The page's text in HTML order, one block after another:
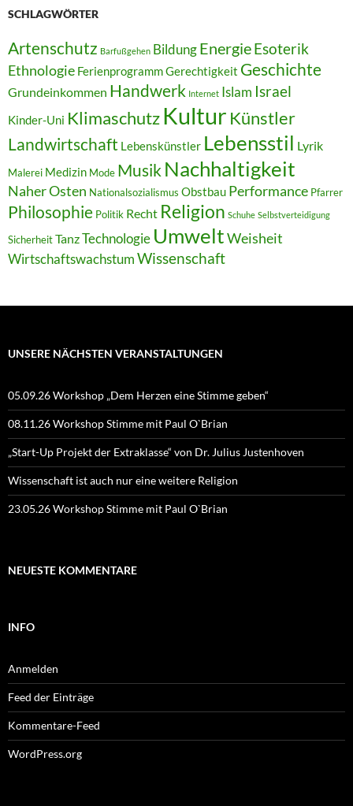
SCHLAGWÖRTER
Artenschutz Barfußgehen BildungEnergieEsoterik
Ethnologie FerienprogrammGerechtigkeit Geschichte
Grundeinkommen Handwerk Internet Islam Israel
Kinder-Uni KlimaschutzKultur Künstler
Landwirtschaft Lebenskünstler Lebensstil Lyrik
Malerei Medizin Mode MusikNachhaltigkeit
Naher Osten Nationalsozialismus Obstbau Performance Pfarrer
Philosophie Politik Recht Religion Schuhe Selbstverteidigung
SicherheitTanzTechnologie UmweltWeisheit
WirtschaftswachstumWissenschaft
UNSERE NÄCHSTEN VERANSTALTUNGEN
05.09.26 Workshop „Dem Herzen eine Stimme geben“
08.11.26 Workshop Stimme mit Paul O`Brian
„Start-Up Projekt der Extraklasse“ von Dr. Julius Justenhoven
Wissenschaft ist auch nur eine weitere Religion
23.05.26 Workshop Stimme mit Paul O`Brian
NEUESTE KOMMENTARE
INFO
Anmelden
Feed der Einträge
Kommentare-Feed
WordPress.org